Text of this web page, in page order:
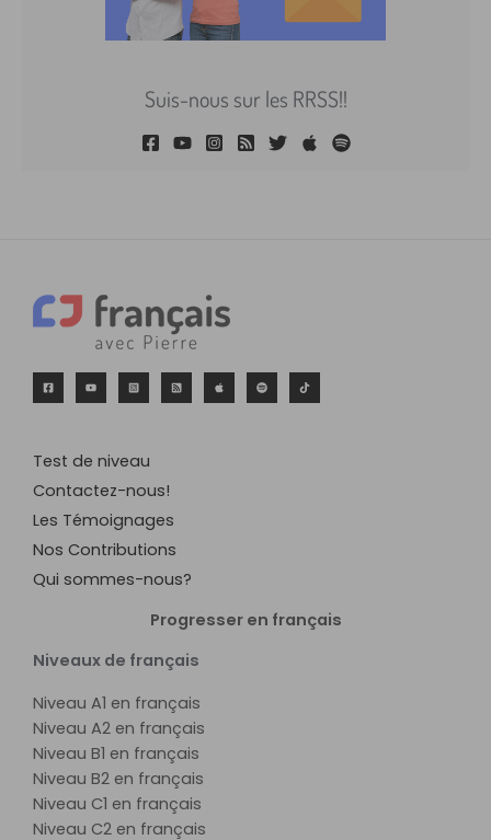
Suis-nous sur les RRSS!!
Test de niveau
Contactez-nous!
Les Témoignages
Nos Contributions
Qui sommes-nous?
Progresser en français
Niveaux de français
Niveau A1 en français
Niveau A2 en français
Niveau B1 en français
Niveau B2 en français
Niveau C1 en français
Niveau C2 en français